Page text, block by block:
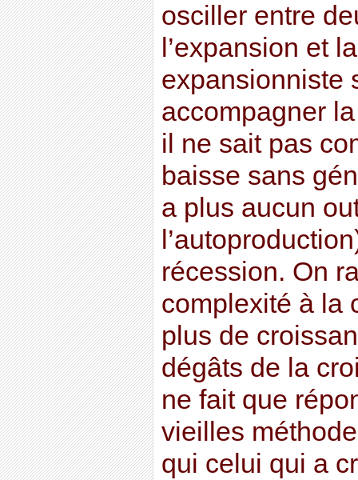
osciller entre
l’expansion et
expansionniste
accompagner
il ne sait pas
baisse sans
a plus aucun
récession. On
complexité à la
plus de
dégâts de la
ne fait que
vieilles
qui celui qui a